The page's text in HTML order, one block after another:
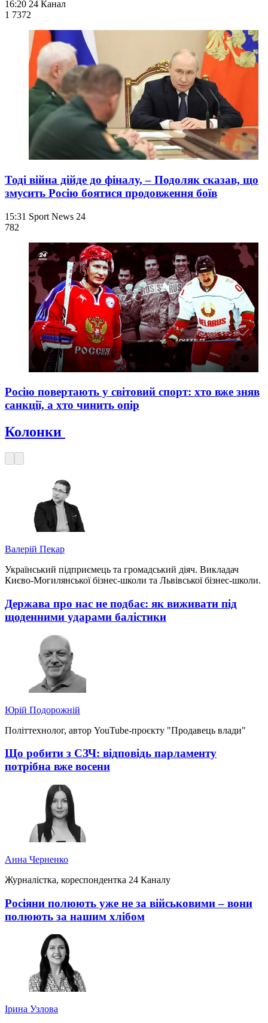
16:20 24 Канал
1 7372
Тоді війна дійде до фіналу, – Подоляк сказав, що
змусить Росію боятися продовження боїв
15:31 Sport News 24
782
Росію повертають у світовий спорт: хто вже зняв
санкції, а хто чинить опір
Колонки
Валерій Пекар
Український підприємець та громадський діяч. Викладач
Києво-Могилянської бізнес-школи та Львівської бізнес-школи.
Держава про нас не подбає: як виживати під
щоденними ударами балістики
Юрій Подорожній
Політтехнолог, автор YouTube-проєкту "Продавець влади"
Що робити з СЗЧ: відповідь парламенту
потрібна вже восени
Анна Черненко
Журналістка, кореспондентка 24 Каналу
Росіяни полюють уже не за військовими – вони
полюють за нашим хлібом
Ірина Узлова